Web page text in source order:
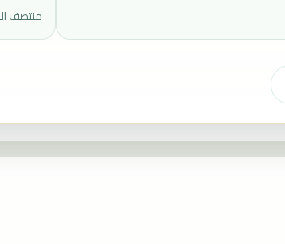
منتصف